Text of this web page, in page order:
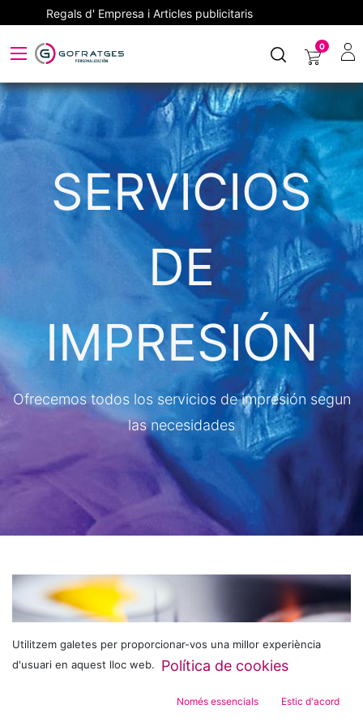
Regals d' Empresa i Articles publicitaris
0
SERVICIOS
DE
IMPRESIÓN
Ofrecemos todos los servicios de impresión segun
las necesidades
Utilitzem galetes per proporcionar-vos una millor experiència
d'usuari en aquest lloc web.
Política de cookies
Només essencials Estic d'acord